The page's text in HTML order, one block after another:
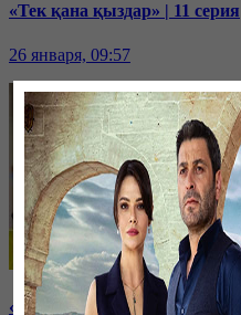
«Тек қана қыздар» | 11 серия
26 января, 09:57
«Тек қана қыздар» | 10 серия